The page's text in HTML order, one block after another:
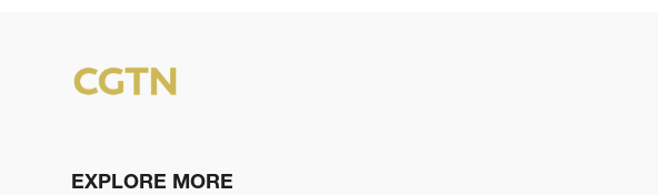
EXPLORE MORE